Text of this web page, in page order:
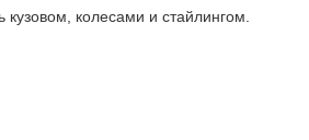
кузовом, колесами и стайлингом.